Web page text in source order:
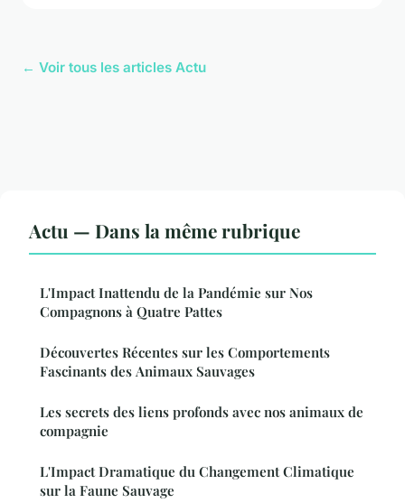
← Voir tous les articles Actu
Actu — Dans la même rubrique
L'Impact Inattendu de la Pandémie sur Nos
Compagnons à Quatre Pattes
Découvertes Récentes sur les Comportements
Fascinants des Animaux Sauvages
Les secrets des liens profonds avec nos animaux de
compagnie
L'Impact Dramatique du Changement Climatique
sur la Faune Sauvage